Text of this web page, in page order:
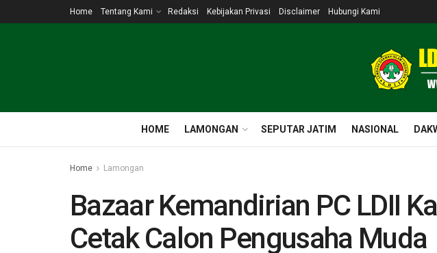
Home Tentang Kami Redaksi Kebijakan Privasi Disclaimer Hubungi Kami
HOME LAMONGAN SEPUTAR JATIM NASIONAL
Home Lamongan
Bazaar Kemandirian PC LDII
Cetak Calon Pengusaha Muda